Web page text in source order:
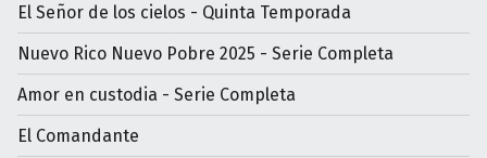
El Señor de los cielos - Quinta Temporada
Nuevo Rico Nuevo Pobre 2025 - Serie Completa
Amor en custodia - Serie Completa
El Comandante